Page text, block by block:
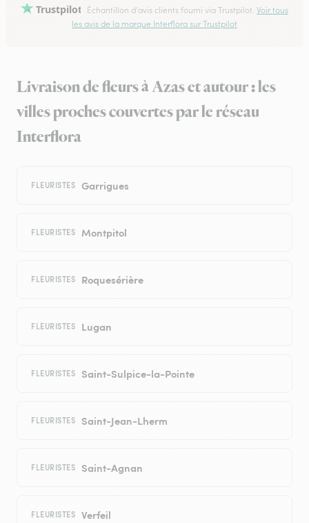
Trustpilot Échantillon d'avis clients fourni via Trustpilot. Voir tous
les avis de la marque Interflora sur Trustpilot
Livraison de fleurs à Azas et autour : les
villes proches couvertes par le réseau
Interflora
FLEURISTES Garrigues
FLEURISTES Montpitol
FLEURISTES Roquesérière
FLEURISTES Lugan
FLEURISTES Saint-Sulpice-la-Pointe
FLEURISTES Saint-Jean-Lherm
FLEURISTES Saint-Agnan
FLEURISTES Verfeil